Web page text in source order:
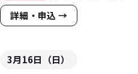
詳細・申込 →
3月16日（日）